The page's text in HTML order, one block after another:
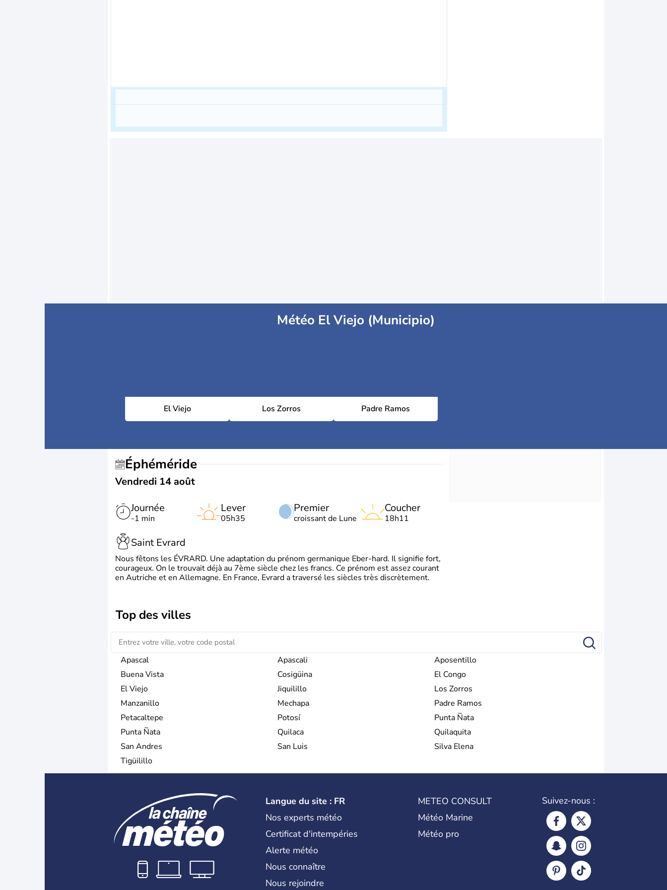
Météo El Viejo (Municipio)
El Viejo Los Zorros Padre Ramos
Éphéméride
Vendredi 14 août
Journée
-1 min
Premier
croissant de Lune
Lever
05h35
Coucher
18h11
Saint Evrard
Nous fêtons les ÉVRARD. Une adaptation du prénom germanique Eber-hard. Il signifie fort,
courageux. On le trouvait déjà au 7ème siècle chez les francs. Ce prénom est assez courant
en Autriche et en Allemagne. En France, Evrard a traversé les siècles très discrètement.
Top des villes
Apascal Apascali
Aposentillo
Buena Vista
Cosigüina
El Congo
El Viejo
Jiquilillo
Los Zorros
Manzanillo
Mechapa
Padre Ramos
Petacaltepe
Potosí
Punta Ñata
Punta Ñata
Quilaca
Quilaquita
San Andres
San Luis
Silva Elena
Tigüilillo
Langue du site : FR
Nos experts météo
Certificat d'intempéries
Alerte météo
Nous connaître
Nous rejoindre
METEO CONSULT
Météo Marine
Météo pro
Suivez-nous :